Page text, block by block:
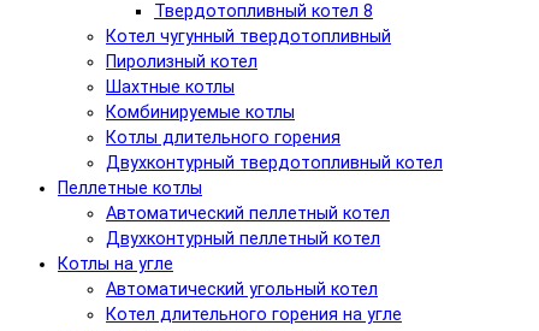
Твердотопливный котел 8
Котел чугунный твердотопливный
Пиролизный котел
Шахтные котлы
Комбинируемые котлы
Котлы длительного горения
Двухконтурный твердотопливный котел
Пеллетные котлы
Автоматический пеллетный котел
Двухконтурный пеллетный котел
Котлы на угле
Автоматический угольный котел
Котел длительного горения на угле